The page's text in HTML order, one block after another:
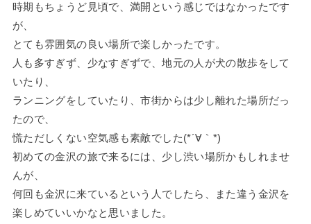
時期もちょうど見頃で、満開という感じではなかったです
が、
とても雰囲気の良い場所で楽しかったです。
人も多すぎず、少なすぎずで、地元の人が犬の散歩をして
いたり、
ランニングをしていたり、市街からは少し離れた場所だっ
たので、
慌ただしくない空気感も素敵でした(*´∀｀*)
初めての金沢の旅で来るには、少し渋い場所かもしれませ
んが、
何回も金沢に来ているという人でしたら、また違う金沢を
楽しめていいかなと思いました。